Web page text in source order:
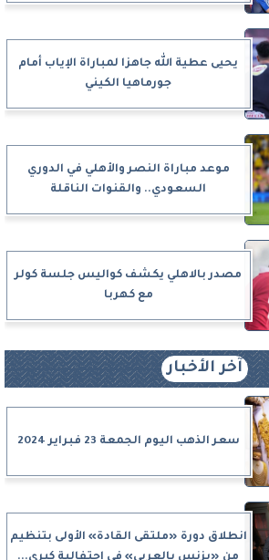
يحيى عطية الله جاهزا لمباراة الإياب أمام
جورماهيا الكيني
موعد مباراة النصر والأهلي في الدوري
السعودي.. والقنوات الناقلة
مصدر بالاهلي يكشف كواليس جلسة كولر
مع كهربا
آخر الأخبار
سعر الذهب اليوم الجمعة 23 فبراير 2024
انطلاق دورة «ملتقى القادة» الأولى بتنظيم
من «بزنس بالعربي» في احتفالية كبرى...